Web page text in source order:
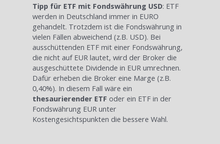
Tipp für ETF mit Fondswährung USD: ETF
werden in Deutschland immer in EURO
gehandelt. Trotzdem ist die Fondswährung in
vielen Fällen abweichend (z.B. USD). Bei
ausschüttenden ETF mit einer Fondswährung,
die nicht auf EUR lautet, wird der Broker die
ausgeschüttete Dividende in EUR umrechnen.
Dafür erheben die Broker eine Marge (z.B.
0,40%). In diesem Fall wäre ein
thesaurierender ETF oder ein ETF in der
Fondswährung EUR unter
Kostengesichtspunkten die bessere Wahl.